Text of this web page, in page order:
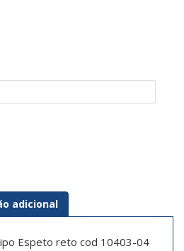
adicional
Espeto reto cod 10403-04